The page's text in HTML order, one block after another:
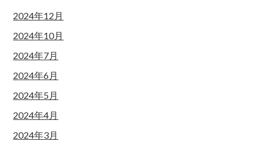
2024年12月
2024年10月
2024年7月
2024年6月
2024年5月
2024年4月
2024年3月